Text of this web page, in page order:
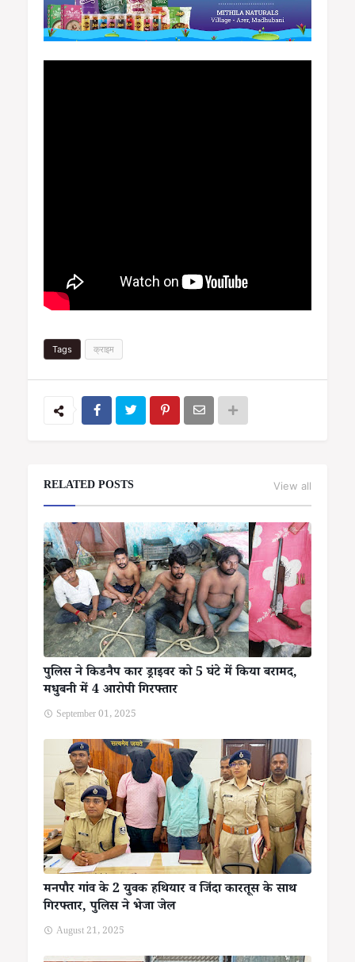
Tags क्राइम
RELATED POSTS View all
पुलिस ने किडनैप कार ड्राइवर को 5 घंटे में किया बरामद,
मधुबनी में 4 आरोपी गिरफ्तार
September 01, 2025
मनपौर गांव के 2 युवक हथियार व जिंदा कारतूस के साथ
गिरफ्तार, पुलिस ने भेजा जेल
August 21, 2025